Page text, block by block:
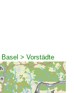
> Vorstädte